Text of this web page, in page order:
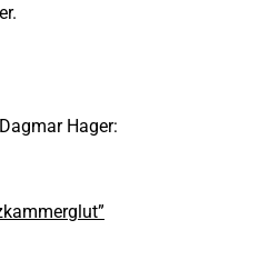
Hager: